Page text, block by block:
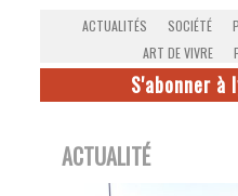
ACTUALITÉS SOCIÉTÉ
ART DE VIVRE
S'abonner
ACTUALITÉ